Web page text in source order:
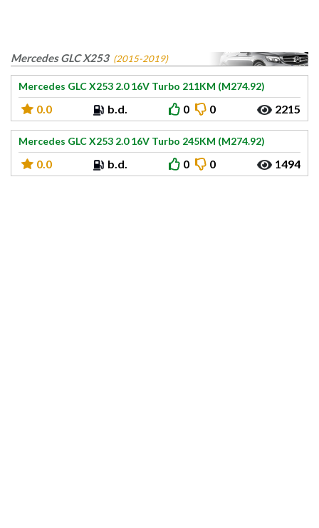
Mercedes GLC X253 (2015-2019)
Mercedes GLC X253 2.0 16V Turbo 211KM (M274.92)
0.0 b.d. 0 0 2215
Mercedes GLC X253 2.0 16V Turbo 245KM (M274.92)
0.0 b.d. 0 0 1494